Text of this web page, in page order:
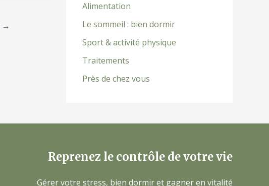
→
Alimentation
Le sommeil : bien dormir
Sport & activité physique
Traitements
Près de chez vous
Reprenez le contrôle de votre vie
Gérer votre stress, bien dormir et gagner en vitalité